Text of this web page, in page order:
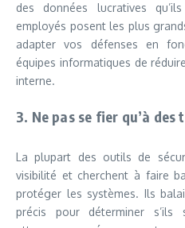
des données lucratives
employés posent les plus
adapter vos défenses en
équipes informatiques de
interne.
3. Ne pas se fier qu’à
La plupart des outils de
visibilité et cherchent à faire
protéger les systèmes. Ils
précis pour déterminer s’ils